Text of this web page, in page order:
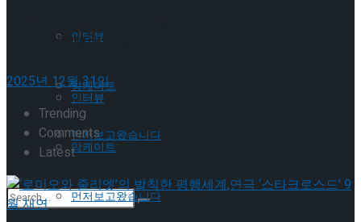
인터뷰
앙케이트
먼저보고왔습니다
Trending Tags
인터뷰
앙케이트
먼저보고왔습니다
려내는 인생의 선율
2025년 12월 31일
Trending
Comments
Latest